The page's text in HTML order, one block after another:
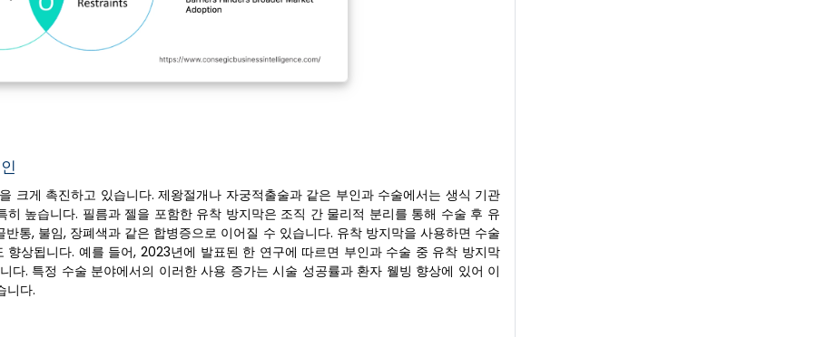
크게 촉진하고 있습니다. 제왕절개나 자궁적출술과 같은 부인과 수술에서는 생식 기관
높습니다. 필름과 젤을 포함한 유착 방지막은 조직 간 물리적 분리를 통해 수술 후 유
통, 불임, 장폐색과 같은 합병증으로 이어질 수 있습니다. 유착 방지막을 사용하면 수술
상됩니다. 예를 들어, 2023년에 발표된 한 연구에 따르면 부인과 수술 중 유착 방지막
. 특정 수술 분야에서의 이러한 사용 증가는 시술 성공률과 환자 웰빙 향상에 있어 이
니다.